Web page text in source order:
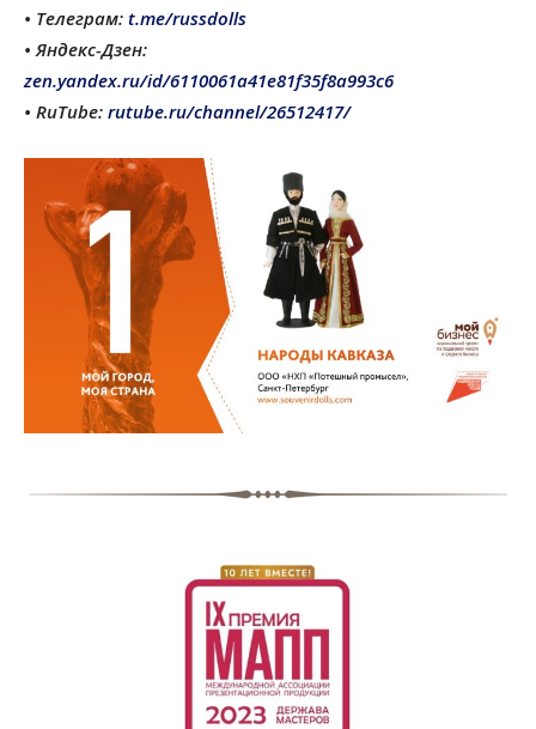
• Телеграм: t.me/russdolls
• Яндекс-Дзен:
zen.yandex.ru/id/6110061a41e81f35f8a993c6
• RuTube: rutube.ru/channel/26512417/